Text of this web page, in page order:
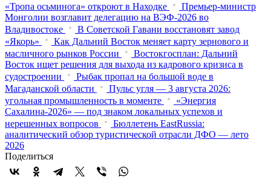
«Тропа осьминога» откроют в Находке
Премьер-министр
Монголии возглавит делегацию на ВЭФ‑2026 во
Владивостоке
В Советской Гавани восстановят завод
«Якорь»
Как Дальний Восток меняет карту зернового и
масличного рынков России
Востокгосплан: Дальний
Восток ищет решения для выхода из кадрового кризиса в
судостроении
Рыбак пропал на большой воде в
Магаданской области
Пульс угля — 3 августа 2026:
угольная промышленность в моменте
«Энергия
Сахалина-2026» — под знаком локальных успехов и
нерешенных вопросов
Бюллетень EastRussia:
аналитический обзор туристической отрасли ДФО — лето
2026
Поделиться